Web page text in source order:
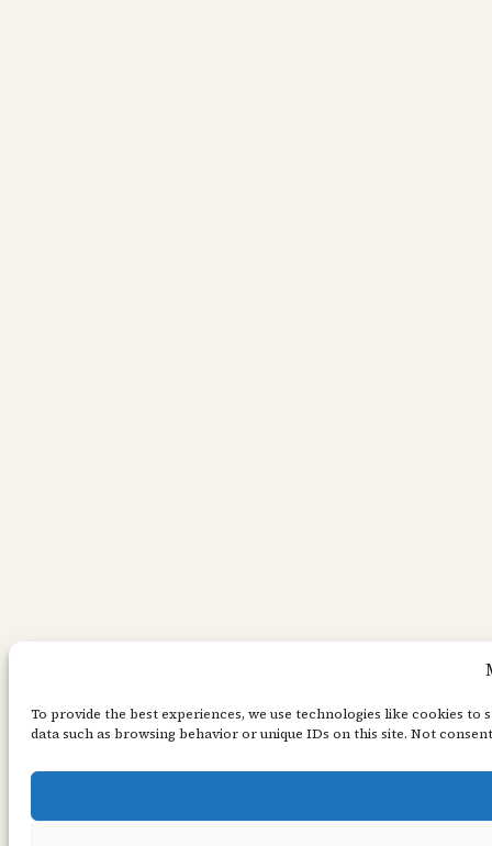
To provide the best experiences, we use technologies like cookies
data such as browsing behavior or unique IDs on this site. Not